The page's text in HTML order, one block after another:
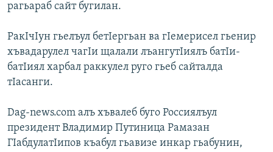
рагьараб сайт бугилан.
РакIчIун гьелъул бетIергьан ва гIемерисел гьенир
хъвадарулел чагIи щалали лъангутIиялъ батIи-
батIиял харбал раккулел руго гьеб сайталда
тIасанги.
Dag-news.com алъ хъвалеб буго Россиялъул
президент Владимир Путиница Рамазан
ГIабдулатIипов къабул гьавизе инкар гьабунин,